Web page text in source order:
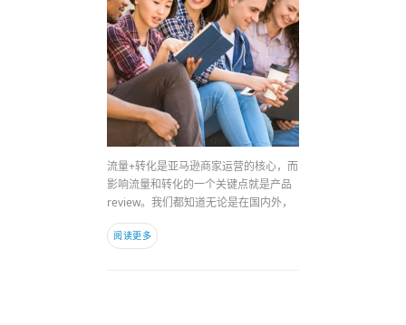
流量+转化是亚马逊商家运营的核心，而
影响流量和转化的一个关键点就是产品
review。我们都知道无论是在国内外，
阅读更多